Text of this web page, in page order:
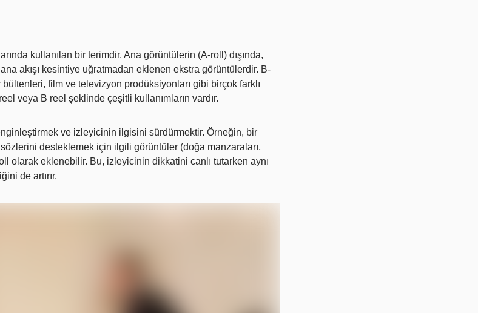
kullanılan bir terimdir. Ana görüntülerin (A-roll) dışında,
akışı kesintiye uğratmadan eklenen ekstra görüntülerdir. B-
film ve televizyon prodüksiyonları gibi birçok farklı
veya B reel şeklinde çeşitli kullanımların vardır.
ve izleyicinin ilgisini sürdürmektir. Örneğin, bir
sözlerini desteklemek için ilgili görüntüler (doğa manzaraları,
olarak eklenebilir. Bu, izleyicinin dikkatini canlı tutarken aynı
de artırır.